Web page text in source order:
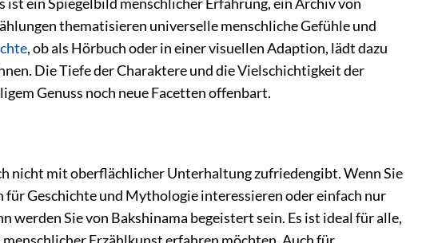
ist ein Spiegelbild menschlicher Erfahrung, ein Archiv von
thematisieren universelle menschliche Gefühle und
, ob als Hörbuch oder in einer visuellen Adaption, lädt dazu
Die Tiefe der Charaktere und die Vielschichtigkeit der
Genuss noch neue Facetten offenbart.
nicht mit oberflächlicher Unterhaltung zufriedengibt. Wenn Sie
Geschichte und Mythologie interessieren oder einfach nur
Sie von Bakshinama begeistert sein. Es ist ideal für alle,